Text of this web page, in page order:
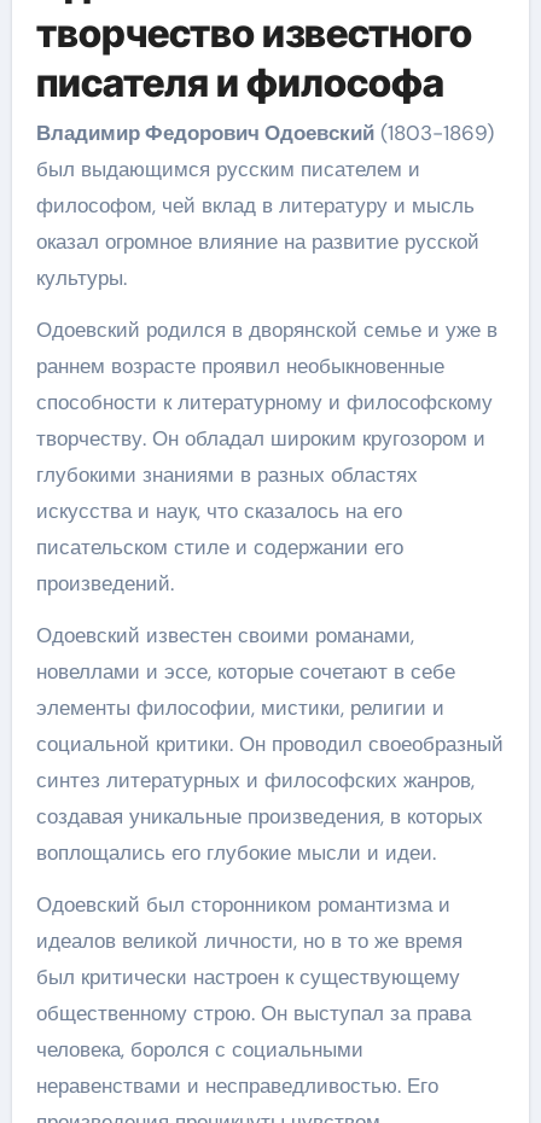
творчество известного
писателя и философа
Владимир Федорович Одоевский(1803-1869)
был выдающимся русским писателем и
философом, чей вклад в литературу и мысль
оказал огромное влияние на развитие русской
культуры.
Одоевский родился в дворянской семье и уже в
раннем возрасте проявил необыкновенные
способности к литературному и философскому
творчеству. Он обладал широким кругозором и
глубокими знаниями в разных областях
искусства и наук, что сказалось на его
писательском стиле и содержании его
произведений.
Одоевский известен своими романами,
новеллами и эссе, которые сочетают в себе
элементы философии, мистики, религии и
социальной критики. Он проводил своеобразный
синтез литературных и философских жанров,
создавая уникальные произведения, в которых
воплощались его глубокие мысли и идеи.
Одоевский был сторонником романтизма и
идеалов великой личности, но в то же время
был критически настроен к существующему
общественному строю. Он выступал за права
человека, боролся с социальными
неравенствами и несправедливостью. Его